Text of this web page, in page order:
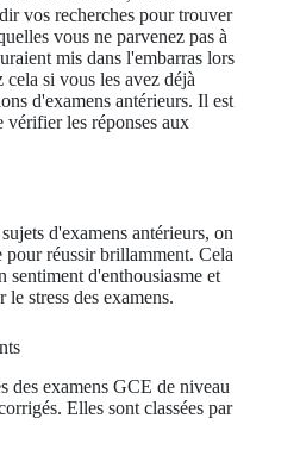
vos recherches pour trouver
vous ne parvenez pas à
mis dans l'embarras lors
si vous les avez déjà
d'examens antérieurs. Il est
vérifier les réponses aux
d'examens antérieurs, on
pour réussir brillamment. Cela
sentiment d'enthousiasme et
stress des examens.
des examens GCE de niveau
Elles sont classées par